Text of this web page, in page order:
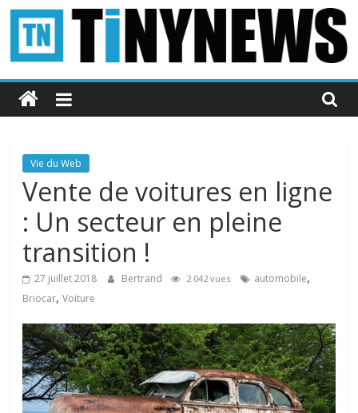
Passer
contenu
Tinynews
Le
belge
connecté
Vie du Web
Vente de voitures en ligne
: Un secteur en pleine
transition !
27 juillet 2018 Bertrand 2 042 vues automobile,
Briocar,Voiture